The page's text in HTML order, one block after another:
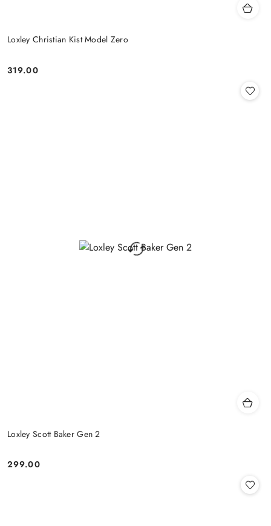
Loxley Christian Kist Model Zero
Cena:
319.00
Loxley Scott Baker Gen 2
Cena:
299.00